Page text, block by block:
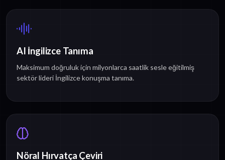
AI İngilizce Tanıma
Maksimum doğruluk için milyonlarca saatlik sesle eğitilmiş
sektör lideri İngilizce konuşma tanıma.
Nöral Hırvatça Çeviri